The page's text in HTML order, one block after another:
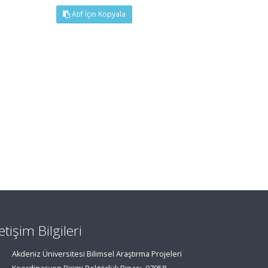
Atıf İçin Kopyala
Bilgileri
Akdeniz Üniversitesi Bilimsel Araştırma Projeleri